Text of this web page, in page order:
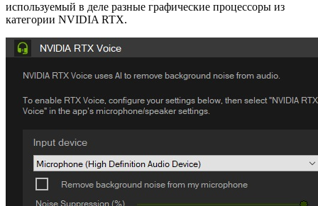
используемый в деле разные графические процессоры из
категории NVIDIA RTX.